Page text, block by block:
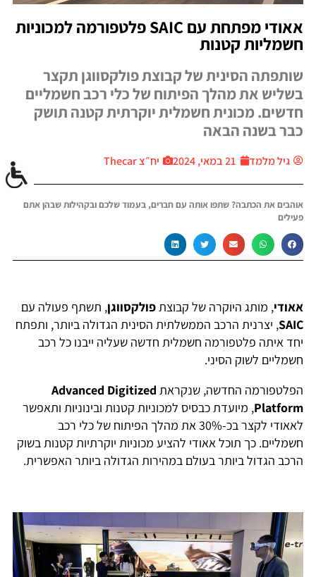
אאודי מפתחת עם SAIC פלטפורמה למכוניות
חשמליות קטנות
שותפתה הסינית של קבוצת פולקסווגן תקצר
בשליש את מהלך הפיתוח של כלי רכב חשמליים
חדשים. מכונית חשמלית יוקרתית קטנה תושק
כבר בשנה הבאה
גיל מלמד 21 במאי, 2024 יח״צ Thecar
אוהבים את הכתבה? שתפו אותה עם חברים, בעמוד שלכם ובקהילות שבהן אתם
פעילים
אאודי, מותג היוקרה של קבוצת פולקסווגן, תשתף פעולה עם
SAIC, יצרנית הרכב הממשלתית הסינית הגדולה ביותר, ותפתח
יחד איתה פלטפורמה חשמלית חדשה שעליה ייבנו כל רכב
חשמליים לשוק הסיני.
הפלטפורמה החדשה, שנקראת Advanced Digitized
Platform, מיועדת כבסיס למכוניות קטנות ובינוניות ותאפשר
לאאודי לקצר בכ-30% את מהלך הפיתוח של כלי רכב
חשמליים. כך תוכל אאודי להציע מכוניות יוקרתיות קטנות בשוק
הרכב הגדול ביותר בעולם במהירות הגדולה ביותר האפשרית.